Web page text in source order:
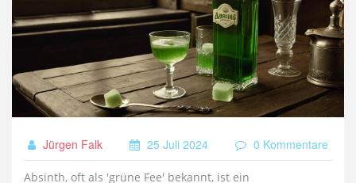
Jürgen Falk 25 Juli 2024 0 Kommentare
Absinth, oft als 'grüne Fee' bekannt, ist ein